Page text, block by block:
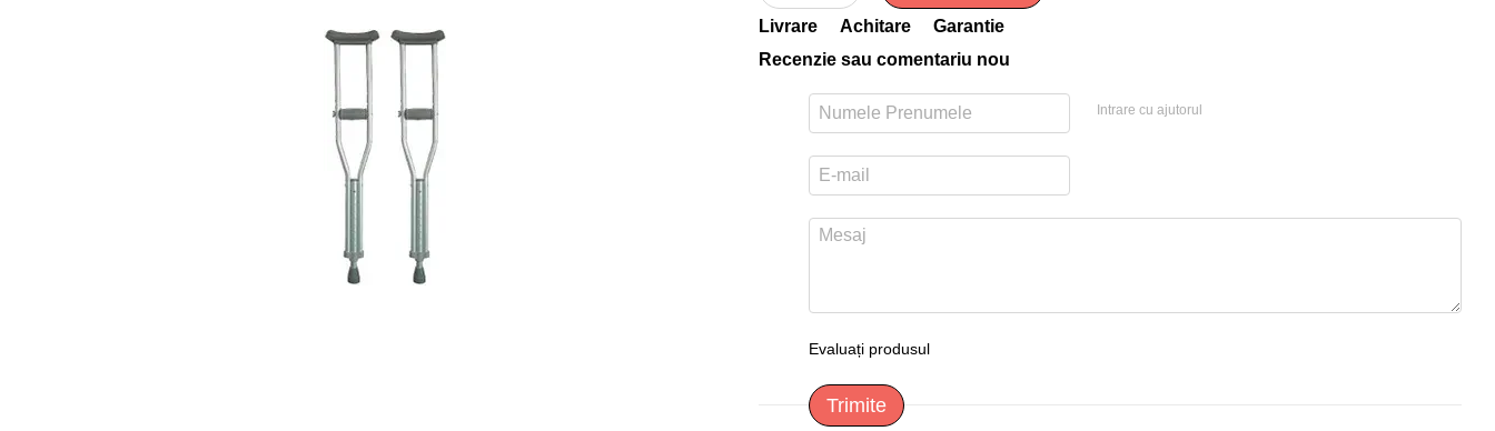
Livrare Achitare
Garantie
Recenzie sau comentariu nou
Intrare cu ajutorul
Evaluați produsul
Trimite